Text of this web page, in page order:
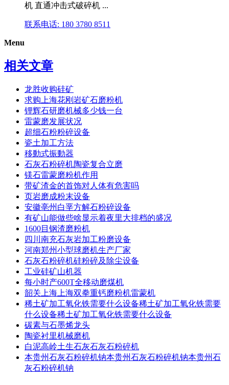
机 直通冲击式破碎机 ...
联系电话: 180 3780 8511
Menu
相关文章
龙胜收购硅矿
求购上海花刚岩矿石磨粉机
锂辉石研磨机械多少钱一台
雷蒙磨发展状况
超细石粉粉碎设备
瓷土加工方法
移動式振動器
石灰石粉碎机陶瓷复合立磨
镁石雷蒙磨粉机作用
带矿渣金的首饰对人体有危害吗
页岩磨成粉末设备
安徽亳州白垩方解石粉碎设备
有矿山能做些啥显示着夜里大排档的盛况
1600目钢渣磨粉机
四川南充石灰岩加工粉磨设备
河南郑州小型球磨机生产厂家
石灰石粉碎机硅粉碎及除尘设备
工业硅矿山机器
每小时产600T全移动磨煤机
韶关上海上海双拳重钙磨粉机雷蒙机
稀土矿加工氧化铁需要什么设备稀土矿加工氧化铁需要
什么设备稀土矿加工氧化铁需要什么设备
碳素与石墨烯龙头
陶瓷衬里机械磨机
白泥高岭土生石灰石灰石粉碎机
本贵州石灰石粉碎机钠本贵州石灰石粉碎机钠本贵州石
灰石粉碎机钠